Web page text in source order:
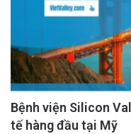
Bệnh viện Silicon
tế hàng đầu tại Mỹ